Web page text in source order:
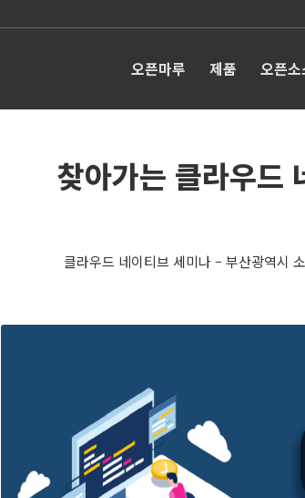
오픈마루 제품 오픈소
찾아가는 클라우드
클라우드 네이티브 세미나 – 부산광역시